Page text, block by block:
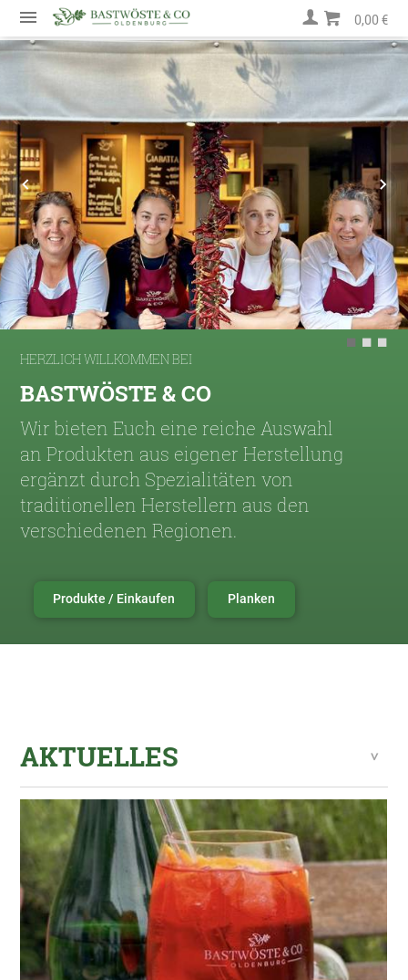
0,00 €
HERZLICH WILLKOMMEN BEI
BASTWÖSTE & CO
Wir bieten Euch eine reiche Auswahl
an Produkten aus eigener Herstellung
ergänzt durch Spezialitäten von
traditionellen Herstellern aus den
verschiedenen Regionen.
Produkte / Einkaufen Planken
AKTUELLES